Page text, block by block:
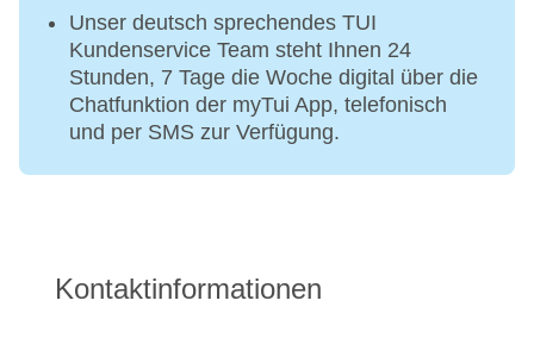
Unser deutsch sprechendes TUI
Kundenservice Team steht Ihnen 24
Stunden, 7 Tage die Woche digital über die
Chatfunktion der myTui App, telefonisch
und per SMS zur Verfügung.
Kontaktinformationen